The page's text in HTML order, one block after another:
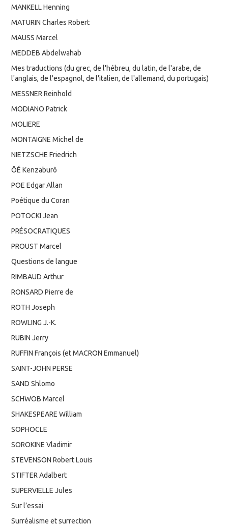
MANKELL Henning
MATURIN Charles Robert
MAUSS Marcel
MEDDEB Abdelwahab
Mes traductions (du grec, de l'hébreu, du latin, de l'arabe, de
l'anglais, de l'espagnol, de l'italien, de l'allemand, du portugais)
MESSNER Reinhold
MODIANO Patrick
MOLIERE
MONTAIGNE Michel de
NIETZSCHE Friedrich
ÔÉ Kenzaburô
POE Edgar Allan
Poétique du Coran
POTOCKI Jean
PRÉSOCRATIQUES
PROUST Marcel
Questions de langue
RIMBAUD Arthur
RONSARD Pierre de
ROTH Joseph
ROWLING J.-K.
RUBIN Jerry
RUFFIN François (et MACRON Emmanuel)
SAINT-JOHN PERSE
SAND Shlomo
SCHWOB Marcel
SHAKESPEARE William
SOPHOCLE
SOROKINE Vladimir
STEVENSON Robert Louis
STIFTER Adalbert
SUPERVIELLE Jules
Sur l’essai
Surréalisme et surrection